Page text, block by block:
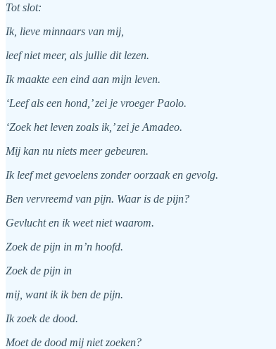
Tot slot:
Ik, lieve minnaars van mij,
leef niet meer, als jullie dit lezen.
Ik maakte een eind aan mijn leven.
‘Leef als een hond,’ zei je vroeger Paolo.
‘Zoek het leven zoals ik,’ zei je Amadeo.
Mij kan nu niets meer gebeuren.
Ik leef met gevoelens zonder oorzaak en gevolg.
Ben vervreemd van pijn. Waar is de pijn?
Gevlucht en ik weet niet waarom.
Zoek de pijn in m’n hoofd.
Zoek de pijn in
mij, want ik ik ben de pijn.
Ik zoek de dood.
Moet de dood mij niet zoeken?